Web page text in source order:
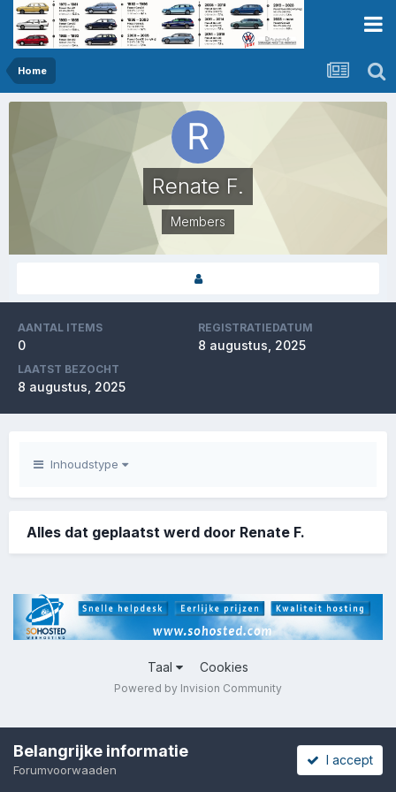
Home
Renate F.
Members
AANTAL ITEMS
0
REGISTRATIEDATUM
8 augustus, 2025
LAATST BEZOCHT
8 augustus, 2025
Inhoudstype
Alles dat geplaatst werd door Renate F.
Taal Cookies
Powered by Invision Community
Belangrijke informatie
Forumvoorwaaden
I accept